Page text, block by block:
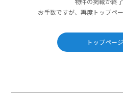
お手数ですが、再度トップペ
トップペー